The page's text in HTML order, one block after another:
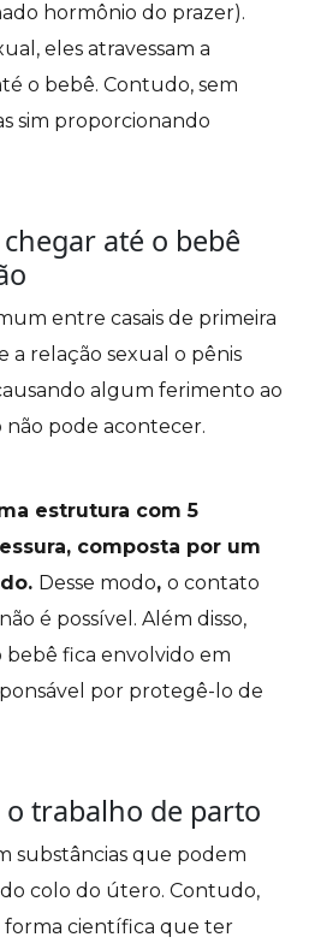
hormônio do prazer).
eles atravessam a
o bebê. Contudo, sem
sim proporcionando
até o bebê
entre casais de primeira
a relação sexual o pênis
algum ferimento ao
não pode acontecer.
estrutura com 5
composta por um
Desse modo, o contato
é possível. Além disso,
bebê fica envolvido em
por protegê-lo de
o trabalho de parto
substâncias que podem
colo do útero. Contudo,
forma científica que ter